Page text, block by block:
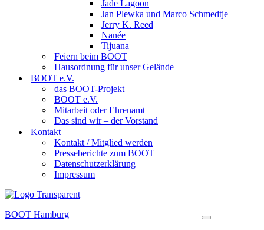
Jade Lagoon
Jan Plewka und Marco Schmedtje
Jerry K. Reed
Nanée
Tijuana
Feiern beim BOOT
Hausordnung für unser Gelände
BOOT e.V.
das BOOT-Projekt
BOOT e.V.
Mitarbeit oder Ehrenamt
Das sind wir – der Vorstand
Kontakt
Kontakt / Mitglied werden
Presseberichte zum BOOT
Datenschutzerklärung
Impressum
BOOT Hamburg
Navigationsmenü